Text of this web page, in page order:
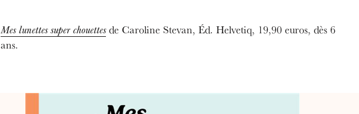
Mes lunettes super chouettesde Caroline Stevan, Éd. Helvetiq, 19,90 euros, dès 6
ans.